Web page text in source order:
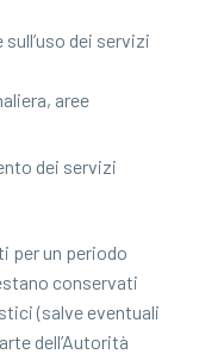
dei servizi
aree
dei servizi
per un periodo
conservati
(salve eventuali
dell’Autorità